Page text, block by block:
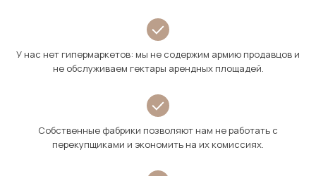
У нас нет гипермаркетов: мы не содержим армию продавцов и
не обслуживаем гектары арендных площадей.
Собственные фабрики позволяют нам не работать с
перекупщиками и экономить на их комиссиях.